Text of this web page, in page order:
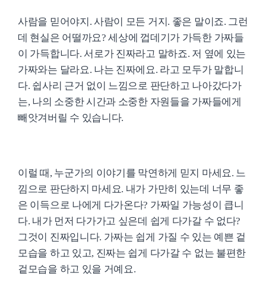
사람을 믿어야지. 사람이 모든 거지. 좋은 말이죠. 그런
데 현실은 어떨까요? 세상에 껍데기가 가득한 가짜들
이 가득합니다. 서로가 진짜라고 말하죠. 저 옆에 있는
가짜와는 달라요. 나는 진짜에요. 라고 모두가 말합니
다. 쉽사리 근거 없이 느낌으로 판단하고 나아갔다가
는, 나의 소중한 시간과 소중한 자원들을 가짜들에게
빼앗겨버릴 수 있습니다.
이럴 때, 누군가의 이야기를 막연하게 믿지 마세요. 느
낌으로 판단하지 마세요. 내가 가만히 있는데 너무 좋
은 이득으로 나에게 다가온다? 가짜일 가능성이 큽니
다. 내가 먼저 다가가고 싶은데 쉽게 다가갈 수 없다?
그것이 진짜입니다. 가짜는 쉽게 가질 수 있는 예쁜 겉
모습을 하고 있고, 진짜는 쉽게 다가갈 수 없는 불편한
겉모습을 하고 있을 거예요.